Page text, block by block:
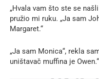
„Hvala vam što ste se
pružio mi ruku. „Ja sam
Margaret.“
„Ja sam Monica“, rekla
uništavač muffina je Owen.“